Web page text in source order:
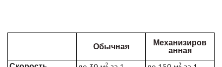
Обычная
Механизиров
анная
2 2